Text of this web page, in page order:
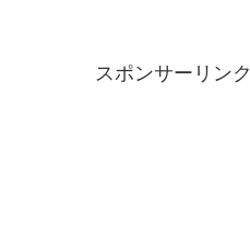
スポンサーリンク